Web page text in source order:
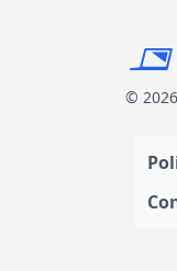
©